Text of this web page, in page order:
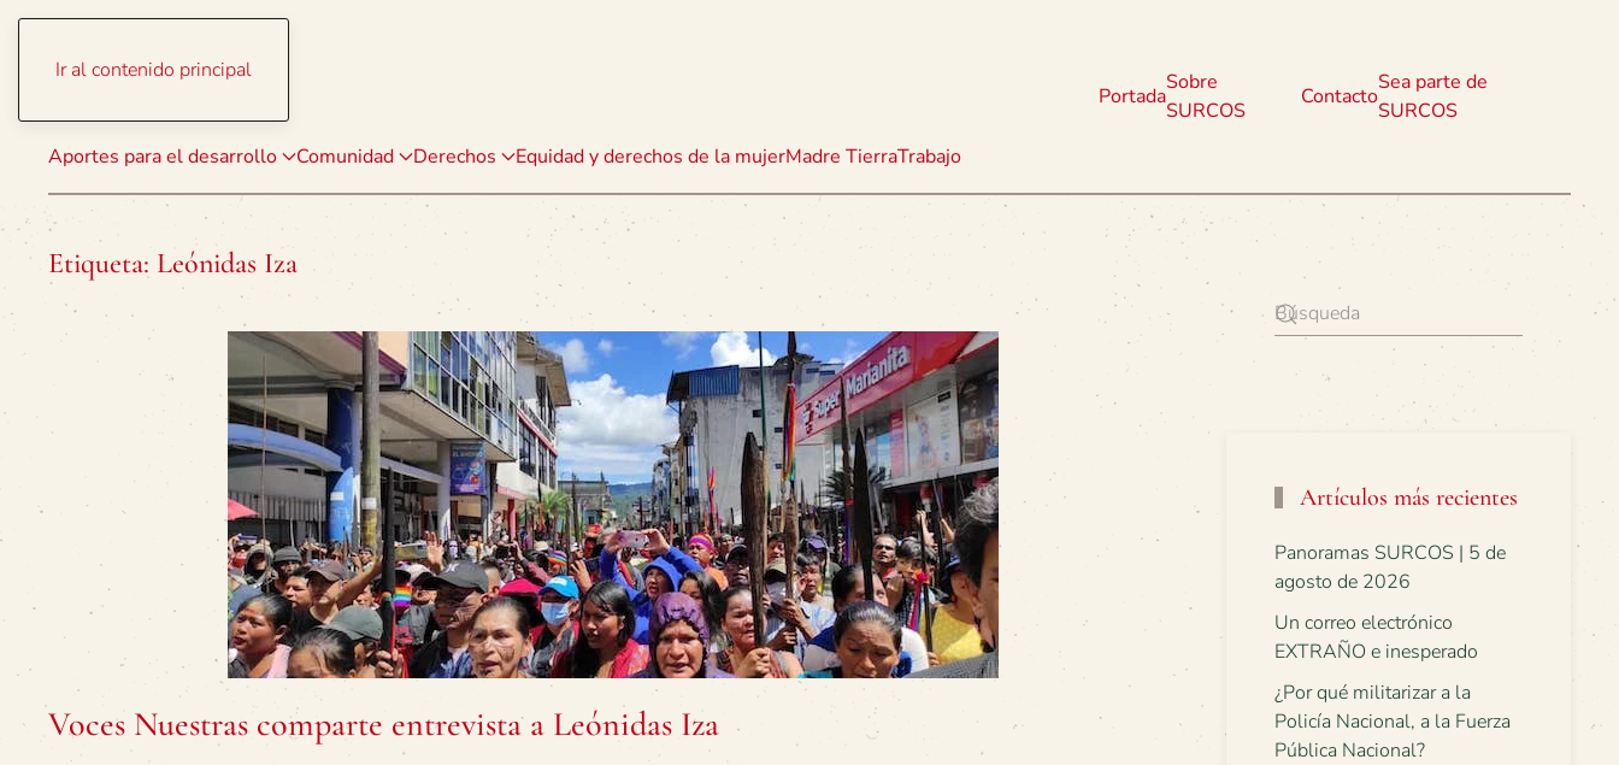
Ir al contenido principal
Aportes para el desarrollo Comunidad Derechos Equidad y derechos de la mujerMadre TierraTrabajo
Portada
Sobre
SURCOS
Contacto
Sea parte de
SURCOS
Etiqueta: Leónidas Iza
Voces Nuestras comparte entrevista a Leónidas Iza
Artículos más recientes
Panoramas SURCOS | 5 de
agosto de 2026
Un correo electrónico
EXTRAÑO e inesperado
¿Por qué militarizar a la
Policía Nacional, a la Fuerza
Pública Nacional?